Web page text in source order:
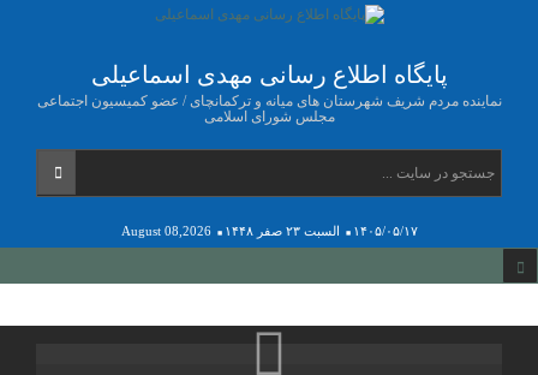
پایگاه اطلاع رسانی مهدی اسماعیلی
نماینده مردم شریف شهرستان های میانه و ترکمانچای / عضو کمیسیون اجتماعی
مجلس شورای اسلامی
۱۴۰۵/۰۵/۱۷ السبت ۲۳ صفر ۱۴۴۸ August 08,2026